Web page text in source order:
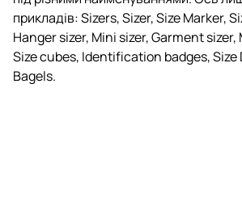
прикладів:Sizers, Sizer, Size Marker,
Hanger sizer, Mini sizer, Garment
Size cubes, Identification badges, Size
Bagels.